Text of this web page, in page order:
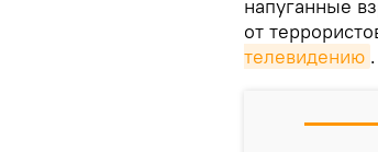
напуганные
от
телевидению .